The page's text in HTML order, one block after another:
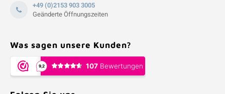
+49 (0)2153 903 3005
Geänderte Öffnungszeiten
Was sagen unsere Kunden?